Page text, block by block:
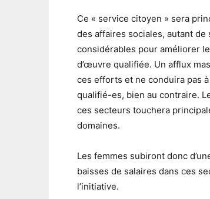
Ce « service citoyen » sera
des affaires sociales, autant
considérables pour améliorer
d’œuvre qualifiée. Un afflux
ces efforts et ne conduira pas
qualifié-es, bien au contraire.
ces secteurs touchera
domaines.
Les femmes subiront donc
baisses de salaires dans ces
l’initiative.